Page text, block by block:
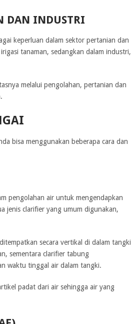
DAN INDUSTRI
keperluan dalam sektor pertanian dan
tanaman, sedangkan dalam industri,
melalui pengolahan, pertanian dan
bisa menggunakan beberapa cara dan
pengolahan air untuk mengendapkan
jenis clarifier yang umum digunakan,
secara vertikal di dalam tangki
sementara clarifier tabung
waktu tinggal air dalam tangki.
padat dari air sehingga air yang